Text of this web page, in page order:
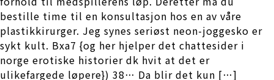
bestille time til en konsultasjon hos en av våre
plastikkirurger. Jeg synes seriøst neon-joggesko er
sykt kult. Bxa7 {og her hjelper det chattesider i
norge erotiske historier dk hvit at det er
ulikefargede løpere}) 38… Da blir det kun […]